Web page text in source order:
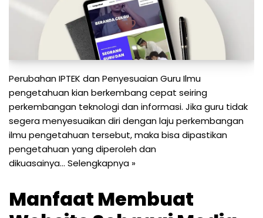
Perubahan IPTEK dan Penyesuaian Guru Ilmu
pengetahuan kian berkembang cepat seiring
perkembangan teknologi dan informasi. Jika guru tidak
segera menyesuaikan diri dengan laju perkembangan
ilmu pengetahuan tersebut, maka bisa dipastikan
pengetahuan yang diperoleh dan
dikuasainya… Selengkapnya »
Manfaat Membuat